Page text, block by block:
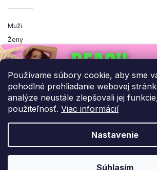
Používame súbory cookie, aby sme
pohodlné prehliadanie webovej
analýze neustále zlepšovali jej
použiteľnosť. Viac informácií
Nastavenie
Súhlasím
Muži
Ženy
Výpredaj
Vytvoril Shoptet
UPLATNIŤ ZĽAVU!